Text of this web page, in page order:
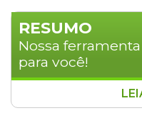
RESUMO
Nossa
para você!
Um escritório de